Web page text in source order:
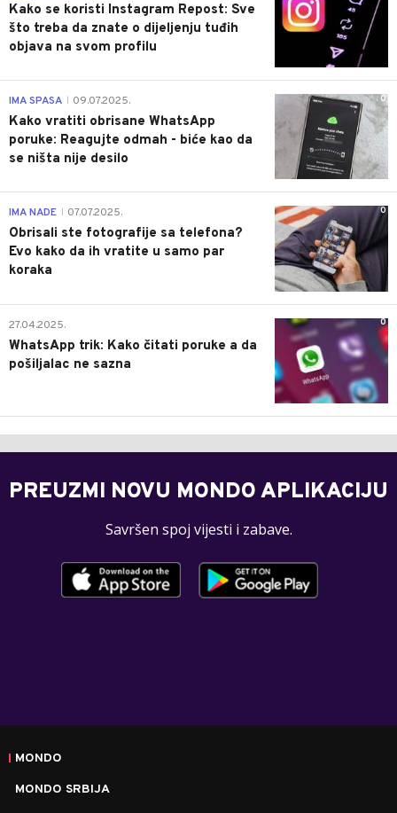
Kako se koristi Instagram Repost: Sve
što treba da znate o dijeljenju tuđih
objava na svom profilu
0
IMA SPASA 09.07.2025.
Kako vratiti obrisane WhatsApp
poruke: Reagujte odmah - biće kao da
se ništa nije desilo
0
IMA NADE 07.07.2025.
Obrisali ste fotografije sa telefona?
Evo kako da ih vratite u samo par
koraka
0
27.04.2025.
WhatsApp trik: Kako čitati poruke a da
pošiljalac ne sazna
PREUZMI NOVU MONDO APLIKACIJU
Savršen spoj vijesti i zabave.
MONDO
MONDO SRBIJA